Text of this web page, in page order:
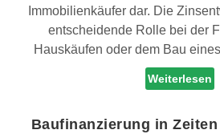
Immobilienkäufer dar. Die
entscheidende Rolle bei der
Hauskäufen oder dem Bau
Weiterlesen
Baufinanzierung in